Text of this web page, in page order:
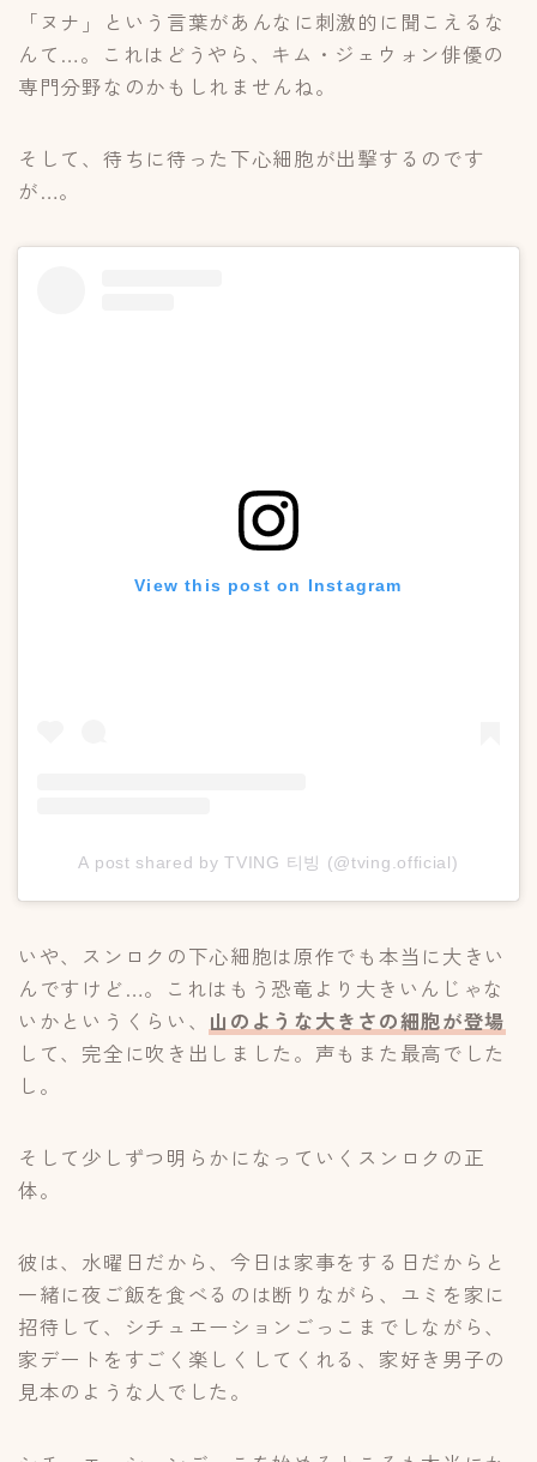
「ヌナ」という言葉があんなに刺激的に聞こえるな
んて…。これはどうやら、キム・ジェウォン俳優の
専門分野なのかもしれませんね。
そして、待ちに待った下心細胞が出撃するのです
が…。
View this post on Instagram
A post shared by TVING 티빙 (@tving.official)
いや、スンロクの下心細胞は原作でも本当に大きい
んですけど…。これはもう恐竜より大きいんじゃな
いかというくらい、 山のような大きさの細胞が登場
して、完全に吹き出しました。声もまた最高でした
し。
そして少しずつ明らかになっていくスンロクの正
体。
彼は、水曜日だから、今日は家事をする日だからと
一緒に夜ご飯を食べるのは断りながら、ユミを家に
招待して、シチュエーションごっこまでしながら、
家デートをすごく楽しくしてくれる、家好き男子の
見本のような人でした。